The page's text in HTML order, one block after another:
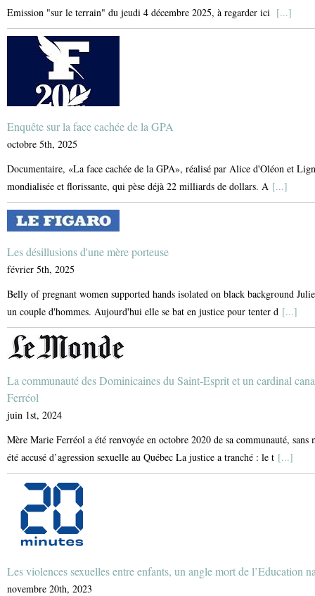
Emission "sur le terrain" du jeudi 4 décembre 2025, à regarder ici [...]
Enquête sur la face cachée de la GPA
octobre 5th, 2025
Documentaire, «La face cachée de la GPA», réalisé par Alice d'Oléon et
mondialisée et florissante, qui pèse déjà 22 milliards de dollars. A [...]
Les désillusions d'une mère porteuse
février 5th, 2025
Belly of pregnant women supported hands isolated on black background
un couple d'hommes. Aujourd'hui elle se bat en justice pour tenter d [...]
La communauté des Dominicaines du Saint-Esprit et un cardinal
Ferréol
juin 1st, 2024
Mère Marie Ferréol a été renvoyée en octobre 2020 de sa communauté,
été accusé d’agression sexuelle au Québec La justice a tranché : le t [...]
Les violences sexuelles entre enfants, un angle mort de l’Education
novembre 20th, 2023